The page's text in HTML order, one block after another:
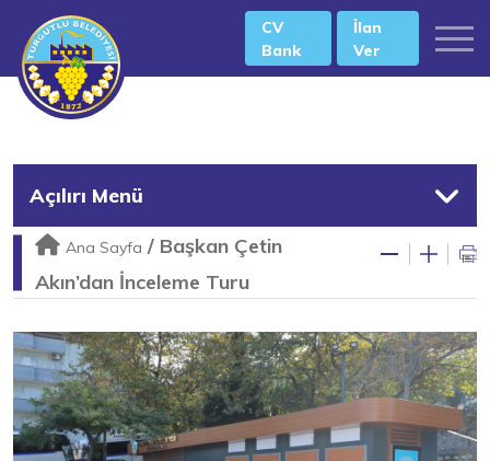
CV
Bank
İlan
Ver
Açılırı Menü
Ana Sayfa / Başkan Çetin
Akın’dan İnceleme Turu